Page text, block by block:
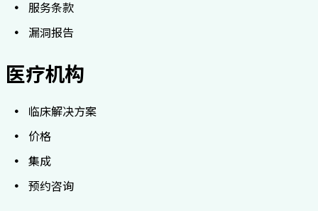
服务条款
漏洞报告
医疗机构
临床解决方案
价格
集成
预约咨询